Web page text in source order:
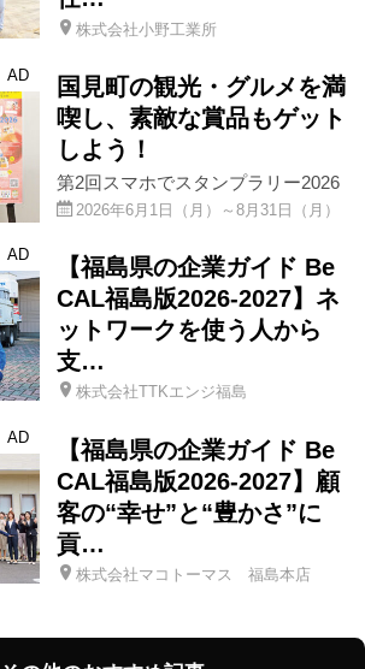
株式会社小野工業所
AD
国見町の観光・グルメを満
喫し、素敵な賞品もゲット
しよう！
第2回スマホでスタンプラリー2026
2026年6月1日（月）～8月31日（月）
AD
【福島県の企業ガイド Be
CAL福島版2026-2027】ネ
ットワークを使う人から
支…
株式会社TTKエンジ福島
AD
【福島県の企業ガイド Be
CAL福島版2026-2027】顧
客の“幸せ”と“豊かさ”に
貢…
株式会社マコトーマス 福島本店